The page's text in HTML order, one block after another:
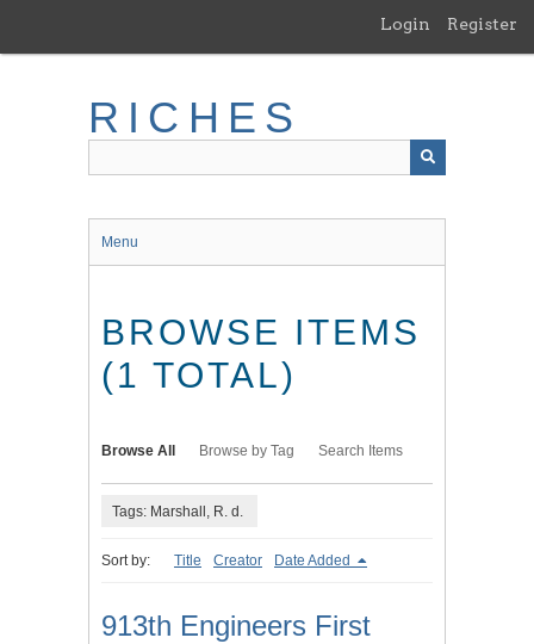
main
Login Register
RICHES
Menu
BROWSE ITEMS
(1 TOTAL)
Browse All Browse by Tag Search Items
Tags: Marshall, R. d.
Sort by: Title Creator Date Added
913th Engineers First